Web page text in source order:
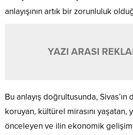
anlayışının artık bir zorunluluk
YAZI ARASI
Bu anlayış doğrultusunda, Sivas’ın
koruyan, kültürel mirasını yaşatan,
önceleyen ve ilin ekonomik